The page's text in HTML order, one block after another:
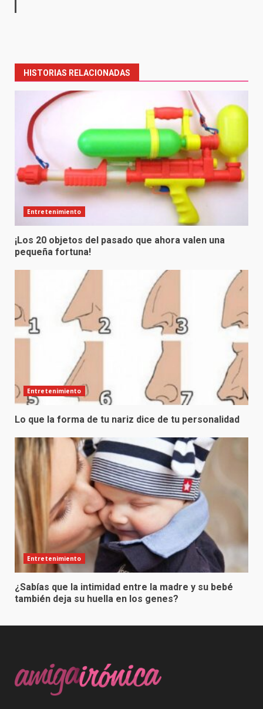
navigation
HISTORIAS RELACIONADAS
Entretenimiento
¡Los 20 objetos del pasado que ahora valen una
pequeña fortuna!
Entretenimiento
Lo que la forma de tu nariz dice de tu personalidad
Entretenimiento
¿Sabías que la intimidad entre la madre y su bebé
también deja su huella en los genes?